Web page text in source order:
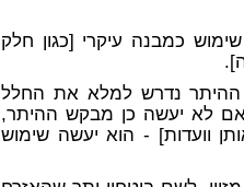
כמבנה עיקרי [כגון חלק
ההיתר נדרש למלא את החלל
לא יעשה כן מבקש ההיתר,
וועדות] - הוא יעשה שימוש